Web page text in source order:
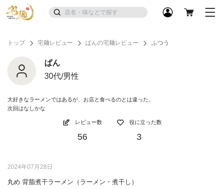
トップ 宅麺レビュー ぱんの宅麺レビュー ふつう
ぱん
30代/男性
大好きなラーメンではあるが、お店と食べるのとは違った。
次回はなしかな
レビュー数
56
役に立った数
3
2024年07月28日
丸め 背脂煮干ラーメン（ラーメン・煮干し）